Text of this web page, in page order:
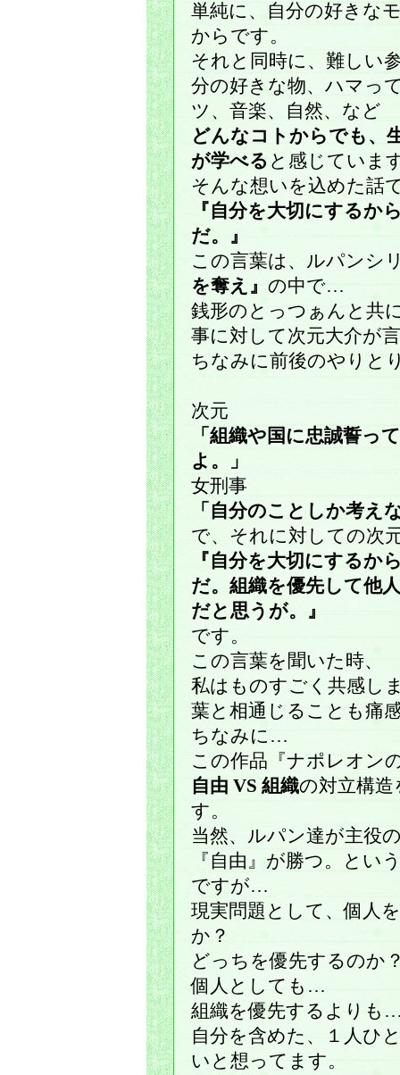
単純に、自分の好きな
からです。
それと同時に、難しい
分の好きな物、ハマっ
ツ、音楽、自然、など
どんなコトからでも、
が学べる と感じていま
そんな想いを込めた話
『自分を大切にするか
だ。』
この言葉は、ルパンシ
を奪え』 の中で…
銭形のとっつぁんと共
事に対して次元大介が
ちなみに前後のやりと
次元
「組織や国に忠誠誓っ
よ。」
女刑事
「自分のことしか考え
で、それに対しての次
『自分を大切にするか
だ。組織を優先して他
だと思うが。』
です。
この言葉を聞いた時、
私はものすごく共感し
葉と相通じることも痛
ちなみに…
この作品『ナポレオン
自由 VS 組織の対立構
す。
当然、ルパン達が主役
『自由』が勝つ。とい
ですが…
現実問題として、個人
か？
どっちを優先するのか
個人としても…
組織を優先するよりも
自分を含めた、１人ひ
いと想ってます。